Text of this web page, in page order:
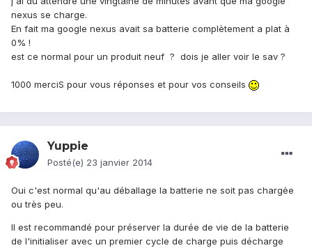
nexus se charge.
En fait ma google nexus avait sa batterie complètement a plat à
0% !
est ce normal pour un produit neuf ? dois je aller voir le sav ?
1000 merciS pour vous réponses et pour vos conseils
Yuppie
Posté(e) 23 janvier 2014
Oui c'est normal qu'au déballage la batterie ne soit pas chargėe
ou très peu.
Il est recommandé pour préserver la durée de vie de la batterie
de l'initialiser avec un premier cycle de charge puis décharge